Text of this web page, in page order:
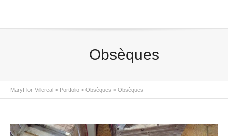
Obsèques
MaryFlor-Villereal > Portfolio > Obsèques > Obsèques